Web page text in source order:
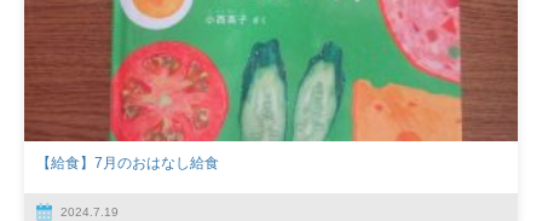
【給食】7月のおはなし給食
2024.7.19